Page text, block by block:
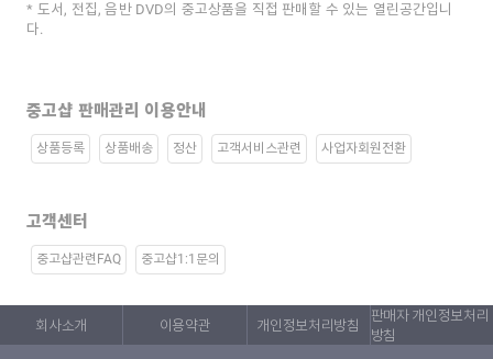
도서, 전집, 음반 DVD의 중고상품을 직접 판매할 수 있는 열린공간입니
다.
중고샵 판매관리 이용안내
상품등록 상품배송 정산 고객서비스관련 사업자회원전환
고객센터
중고샵관련FAQ 중고샵1:1문의
회사소개 이용약관 개인정보처리방침
판매자 개인정보처리
방침